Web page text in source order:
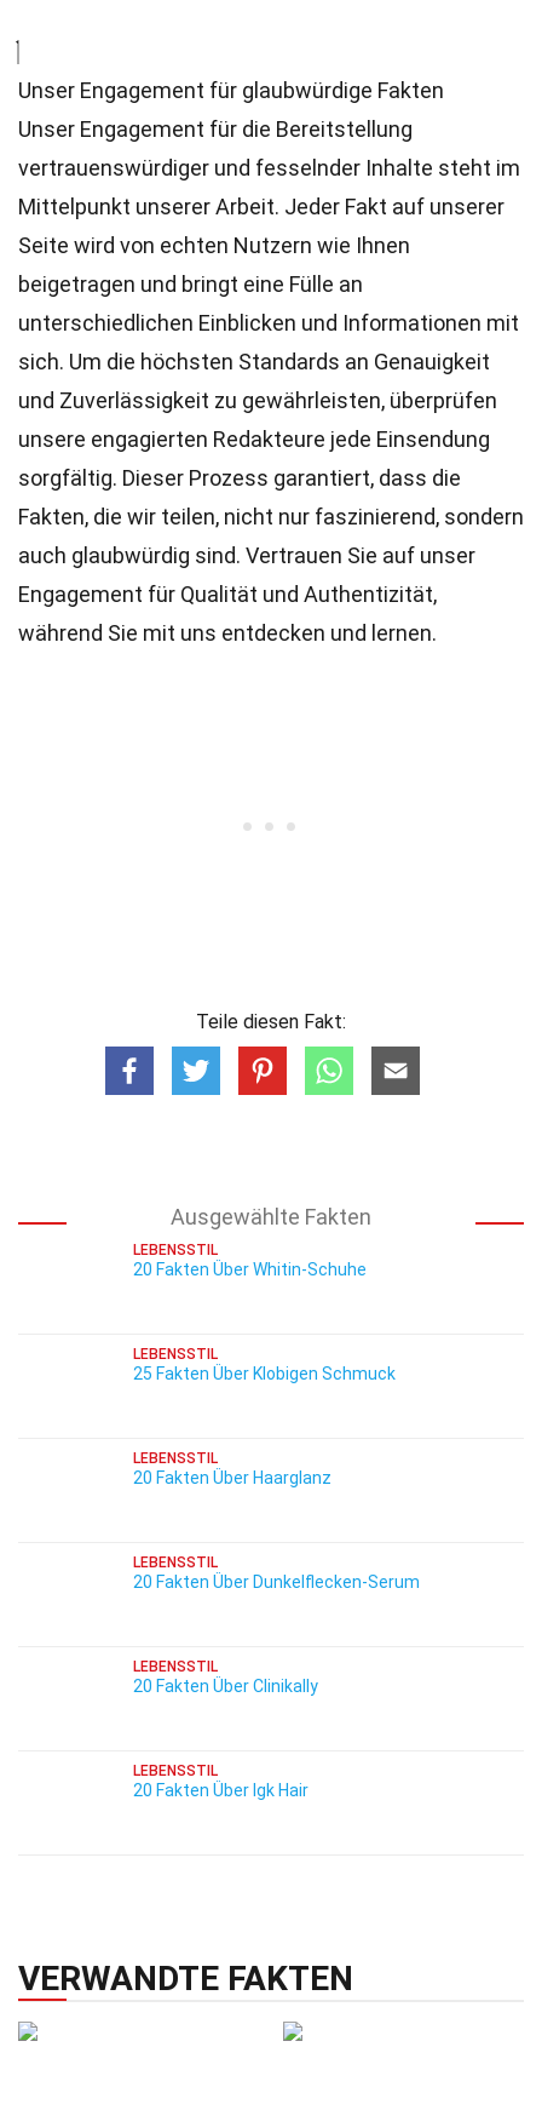
Unser Engagement für glaubwürdige Fakten
Unser Engagement für die Bereitstellung
vertrauenswürdiger und fesselnder Inhalte steht im
Mittelpunkt unserer Arbeit. Jeder Fakt auf unserer
Seite wird von echten Nutzern wie Ihnen
beigetragen und bringt eine Fülle an
unterschiedlichen Einblicken und Informationen mit
sich. Um die höchsten Standards an Genauigkeit
und Zuverlässigkeit zu gewährleisten, überprüfen
unsere engagierten Redakteure jede Einsendung
sorgfältig. Dieser Prozess garantiert, dass die
Fakten, die wir teilen, nicht nur faszinierend, sondern
auch glaubwürdig sind. Vertrauen Sie auf unser
Engagement für Qualität und Authentizität,
während Sie mit uns entdecken und lernen.
Teile diesen Fakt:
Ausgewählte Fakten
LEBENSSTIL
20 Fakten Über Whitin-Schuhe
LEBENSSTIL
25 Fakten Über Klobigen Schmuck
LEBENSSTIL
20 Fakten Über Haarglanz
LEBENSSTIL
20 Fakten Über Dunkelflecken-Serum
LEBENSSTIL
20 Fakten Über Clinikally
LEBENSSTIL
20 Fakten Über Igk Hair
VERWANDTE FAKTEN